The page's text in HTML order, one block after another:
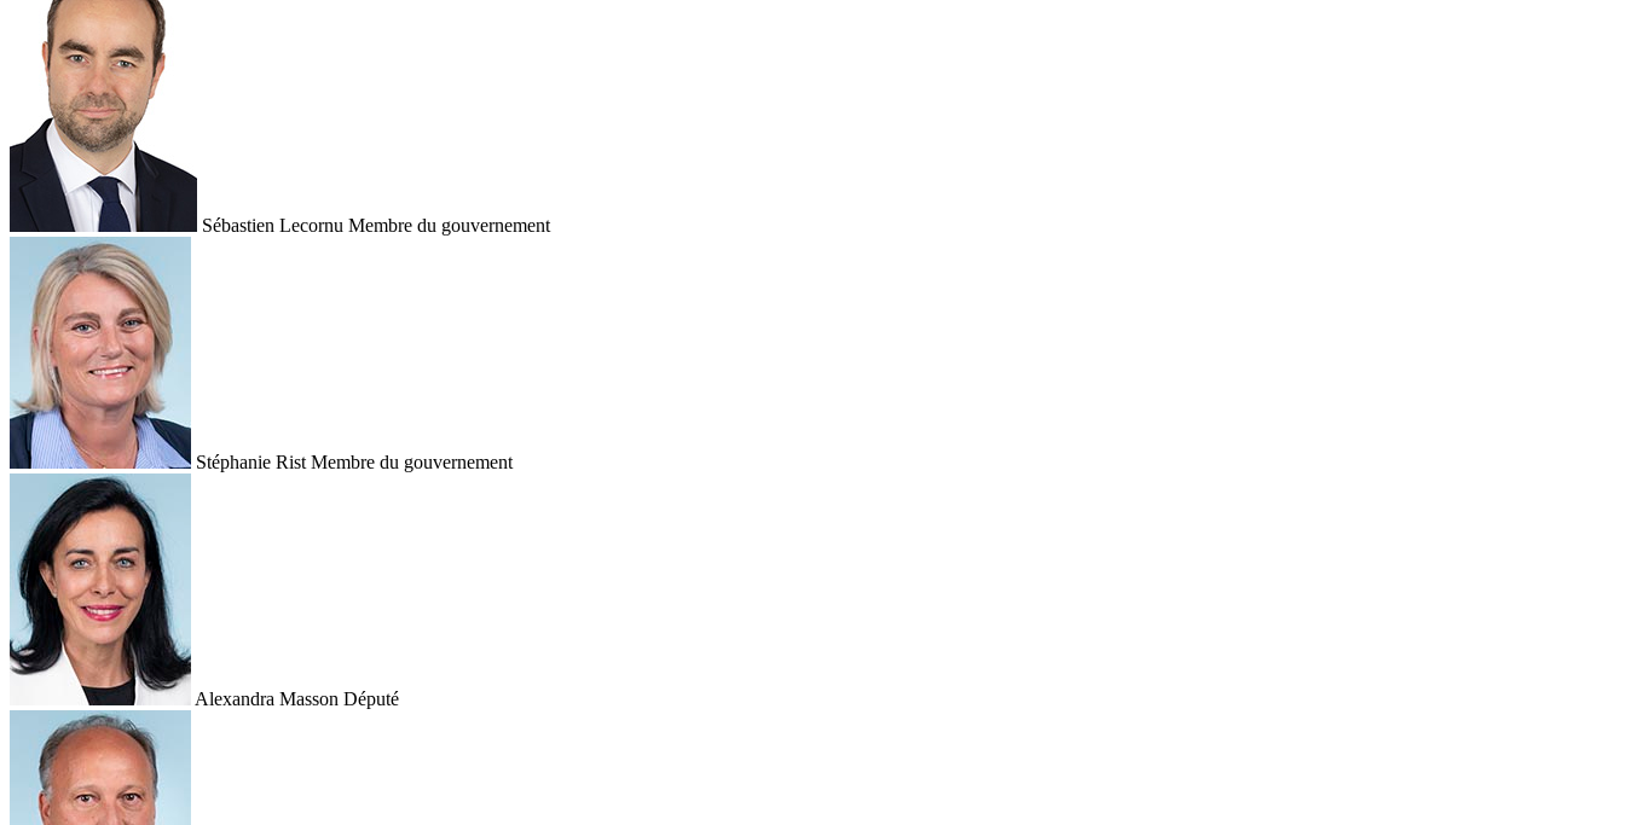
Sébastien Lecornu Membre du gouvernement
Stéphanie Rist Membre du gouvernement
Alexandra Masson Député